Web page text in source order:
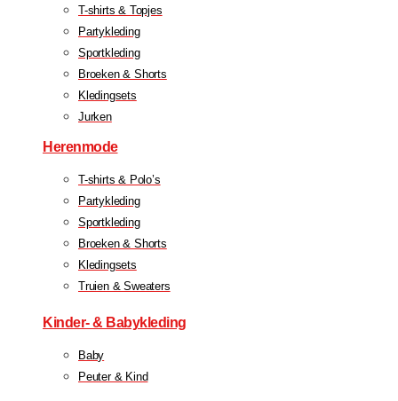
T-shirts & Topjes
Partykleding
Sportkleding
Broeken & Shorts
Kledingsets
Jurken
Herenmode
T-shirts & Polo’s
Partykleding
Sportkleding
Broeken & Shorts
Kledingsets
Truien & Sweaters
Kinder- & Babykleding
Baby
Peuter & Kind